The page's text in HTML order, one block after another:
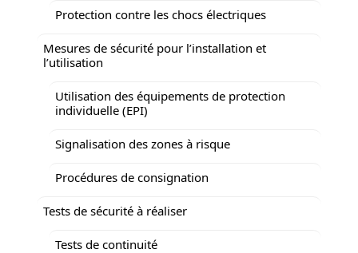
Protection contre les chocs électriques
Mesures de sécurité pour l’installation et
l’utilisation
Utilisation des équipements de protection
individuelle (EPI)
Signalisation des zones à risque
Procédures de consignation
Tests de sécurité à réaliser
Tests de continuité